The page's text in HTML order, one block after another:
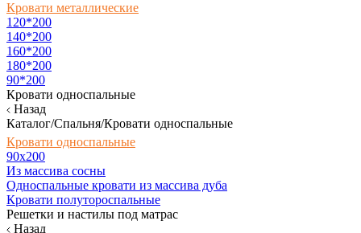
Кровати металлические
120*200
140*200
160*200
180*200
90*200
Кровати односпальные
Назад
Каталог/Спальня/Кровати односпальные
Кровати односпальные
90х200
Из массива сосны
Односпальные кровати из массива дуба
Кровати полутороспальные
Решетки и настилы под матрас
Назад